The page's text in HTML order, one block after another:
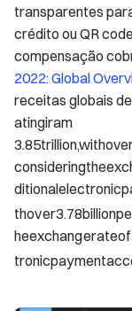
transparentes
crédito ou QR
compensação
2022: Global
receitas globais
atingiram
3.85trillion,withove
consideringtheexc
ditionalelectronicp
thover3.78billionp
heexchangerateof
tronicpaymenta